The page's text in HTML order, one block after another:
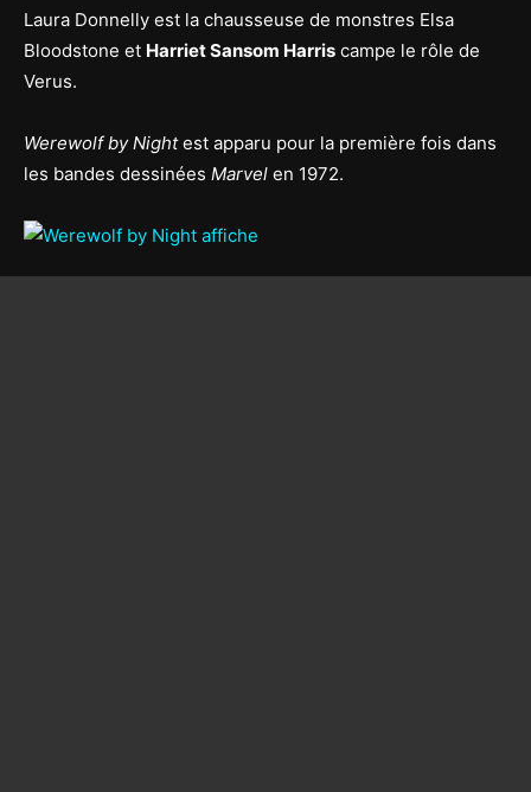
Laura Donnelly est la chausseuse de monstres Elsa
Bloodstone et Harriet Sansom Harris campe le rôle de
Verus.
Werewolf by Nightest apparu pour la première fois dans
les bandes dessinées Marvel en 1972.